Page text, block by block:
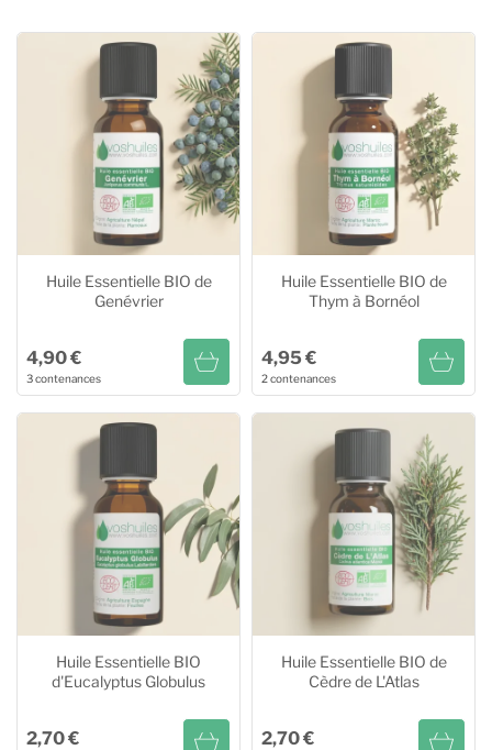
Huile Essentielle BIO de
Genévrier
4,90 €
3 contenances
Huile Essentielle BIO de
Genévrier
8,80 €
20ml 14,80 €
4,90 €
Huile Essentielle BIO de
Thym à Bornéol
4,95 €
2 contenances
Huile Essentielle BIO de
Thym à Bornéol
4,95 €
20ml 8,75 €
Huile Essentielle BIO
d'Eucalyptus Globulus
2,70 €
Huile Essentielle BIO de
Cèdre de L'Atlas
2,70 €